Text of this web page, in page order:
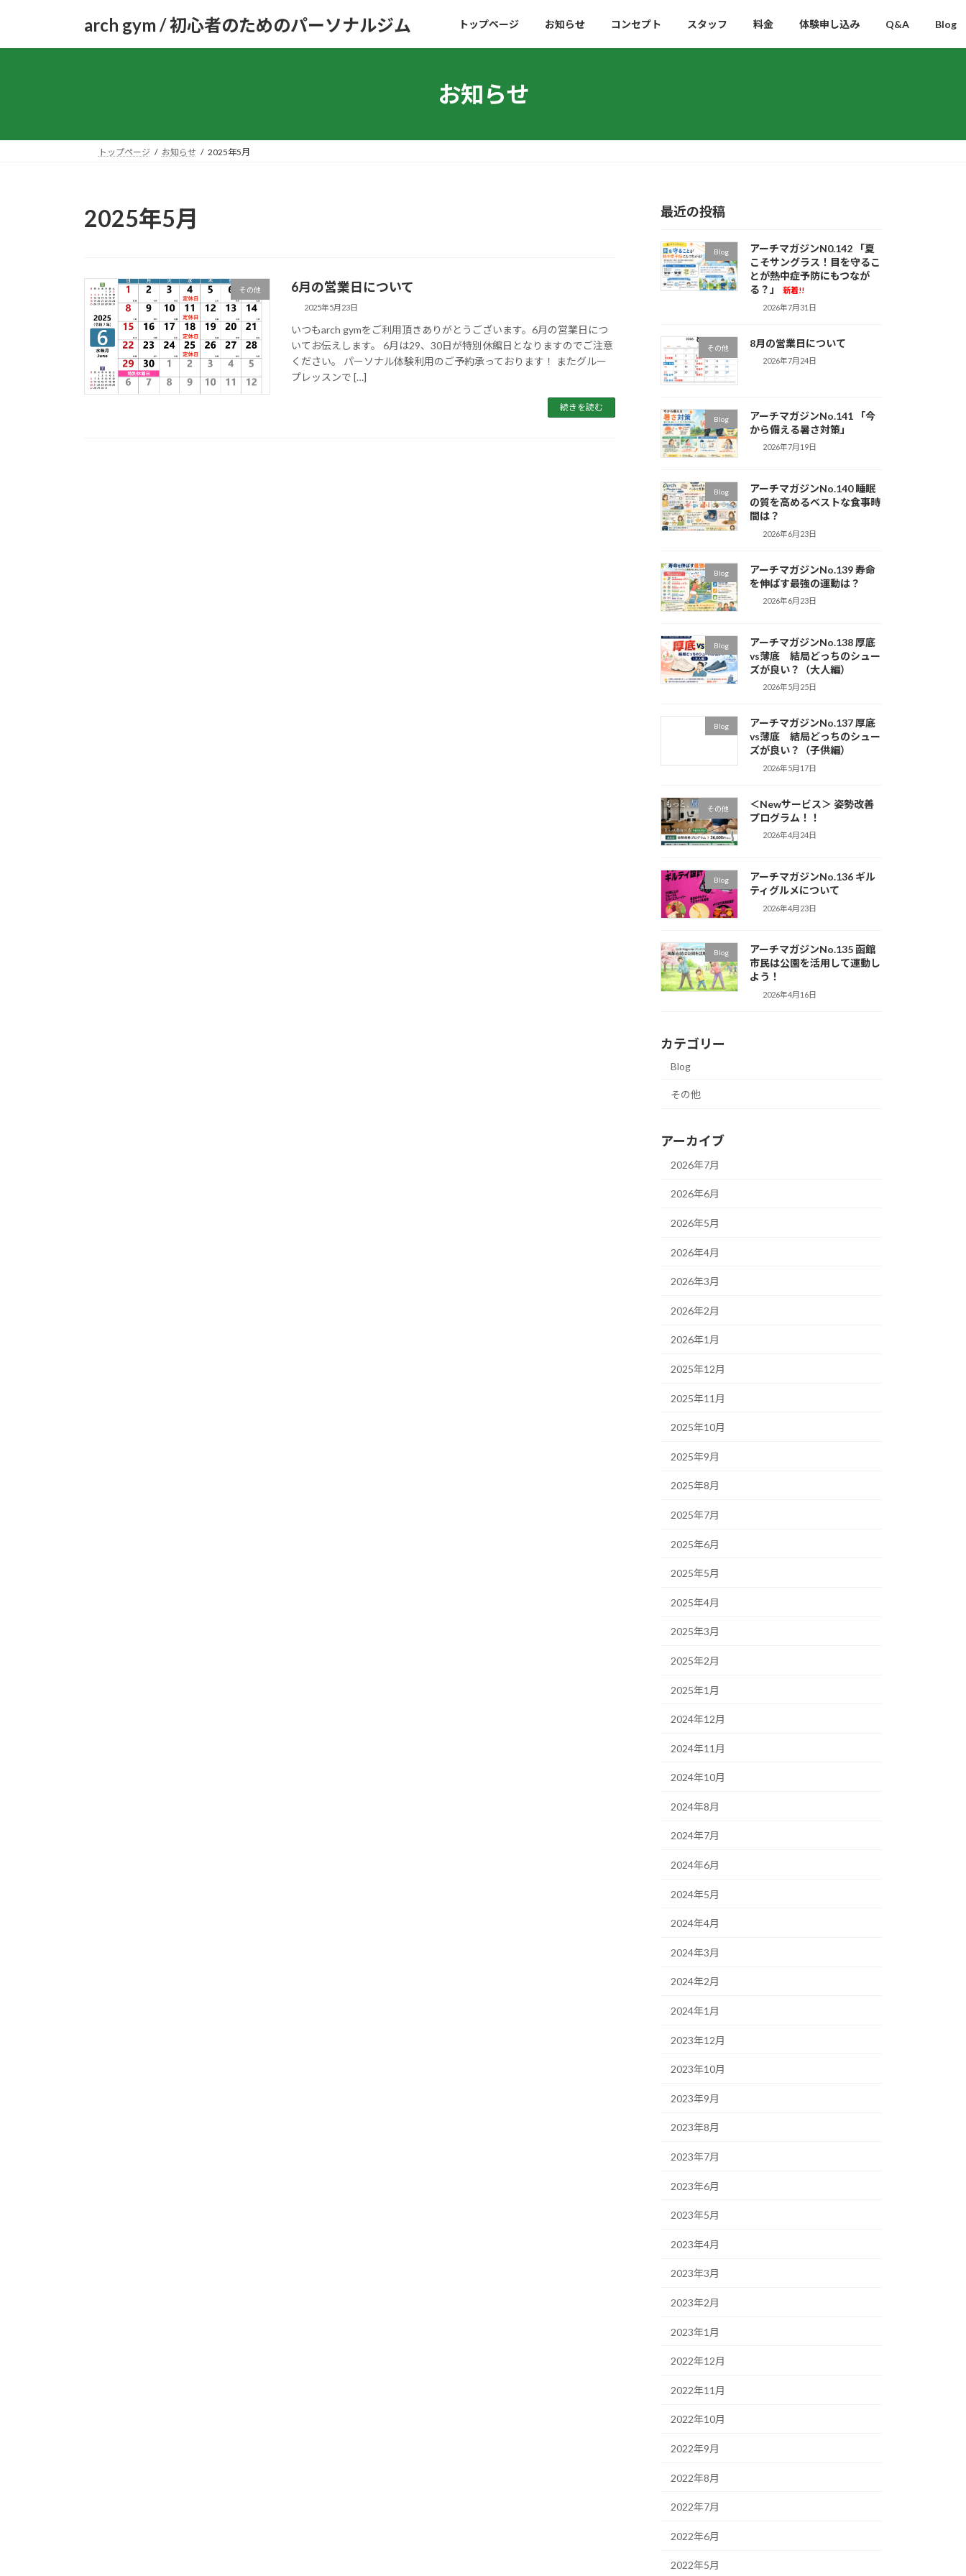
arch gym / 初心者のためのパーソナルジム トップページ お知らせ コンセプト スタッフ 料金 体験申し込み Q&A Blog
お知らせ
トップページ お知らせ 2025年5月
2025年5月
その他 6月の営業日について
2025年5月23日
いつもarch gymをご利用頂きありがとうございます。6月の営業日につ
いてお伝えします。 6月は29、30日が特別休館日となりますのでご注意
ください。 パーソナル体験利用のご予約承っております！ またグルー
プレッスンで […]
続きを読む
最近の投稿
Blog
アーチマガジンN0.142 「夏
こそサングラス！目を守るこ
とが熱中症予防にもつなが
る？」
新着!!
2026年7月31日
その他 8月の営業日について
2026年7月24日
Blog
アーチマガジンNo.141 「今
から備える暑さ対策」
2026年7月19日
Blog
アーチマガジンNo.140 睡眠
の質を高めるベストな食事時
間は？
2026年6月23日
Blog
アーチマガジンNo.139 寿命
を伸ばす最強の運動は？
2026年6月23日
Blog
アーチマガジンNo.138 厚底
vs薄底 結局どっちのシュー
ズが良い？（大人編）
2026年5月25日
Blog
アーチマガジンNo.137 厚底
vs薄底 結局どっちのシュー
ズが良い？（子供編）
2026年5月17日
その他
＜Newサービス＞ 姿勢改善
プログラム！！
2026年4月24日
Blog
アーチマガジンNo.136 ギル
ティグルメについて
2026年4月23日
Blog
アーチマガジンNo.135 函館
市民は公園を活用して運動し
よう！
2026年4月16日
カテゴリー
Blog
その他
アーカイブ
2026年7月
2026年6月
2026年5月
2026年4月
2026年3月
2026年2月
2026年1月
2025年12月
2025年11月
2025年10月
2025年9月
2025年8月
2025年7月
2025年6月
2025年5月
2025年4月
2025年3月
2025年2月
2025年1月
2024年12月
2024年11月
2024年10月
2024年8月
2024年7月
2024年6月
2024年5月
2024年4月
2024年3月
2024年2月
2024年1月
2023年12月
2023年10月
2023年9月
2023年8月
2023年7月
2023年6月
2023年5月
2023年4月
2023年3月
2023年2月
2023年1月
2022年12月
2022年11月
2022年10月
2022年9月
2022年8月
2022年7月
2022年6月
2022年5月